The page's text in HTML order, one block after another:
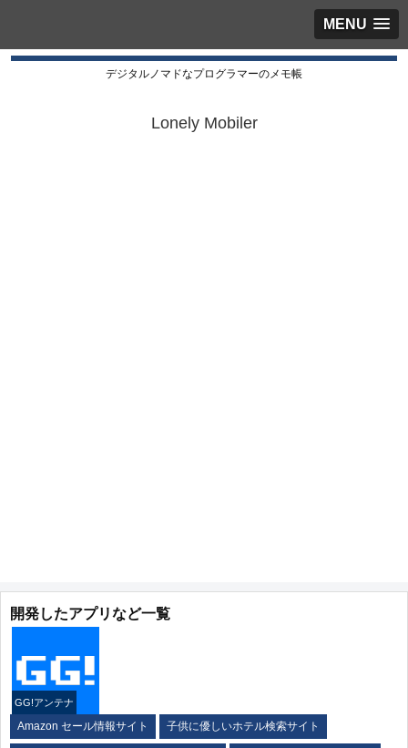
MENU
デジタルノマドなプログラマーのメモ帳
Lonely Mobiler
開発したアプリなど一覧
GG!アンテナ
Amazon セール情報サイト 子供に優しいホテル検索サイト